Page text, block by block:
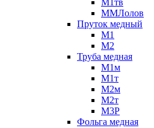
М1тв
ММЛолов
Пруток медный
М1
М2
Труба медная
М1м
М1т
М2м
М2т
М3Р
Фольга медная